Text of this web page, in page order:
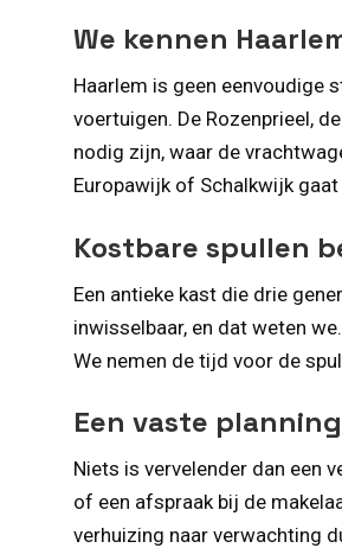
We kennen
Haarlem is geen eenvoudige
voertuigen. De Rozenprieel,
nodig zijn, waar de
Europawijk of Schalkwijk
Kostbare spullen
Een antieke kast die drie
inwisselbaar, en dat weten
We nemen de tijd voor de
Een vaste
Niets is vervelender dan een
of een afspraak bij de
verhuizing naar verwachting